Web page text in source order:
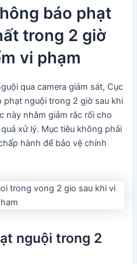
báo phạt
trong 2 giờ
vi phạm
qua camera giám sát, Cục
phạt nguội trong 2 giờ sau khi
này nhằm giảm rắc rối cho
xử lý. Mục tiêu không phải
hành để bảo vệ chính
nguội trong 2